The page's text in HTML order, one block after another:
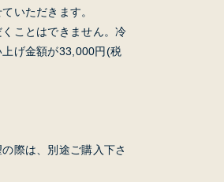
いただきます。
ことはできません。冷
げ金額が33,000円(税
際は、別途ご購入下さ